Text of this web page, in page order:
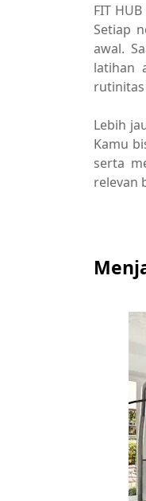
FIT
Setiap
awal.
latihan
Lebih
Kamu
serta
relevan